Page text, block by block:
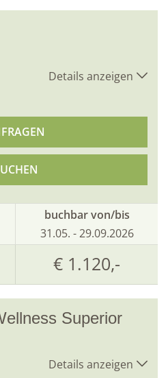
Details anzeigen
buchbar von/bis
31.05. - 29.09.2026
€ 1.120,-
Superior
Details anzeigen